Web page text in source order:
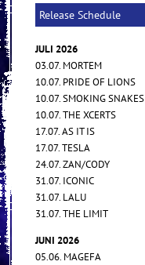
Release Schedule
JULI 2026
03.07. MORTEM
10.07. PRIDE OF LIONS
10.07. SMOKING SNAKES
10.07. THE XCERTS
17.07. AS IT IS
17.07. TESLA
24.07. ZAN/CODY
31.07. ICONIC
31.07. LALU
31.07. THE LIMIT
JUNI 2026
05.06. MAGEFA